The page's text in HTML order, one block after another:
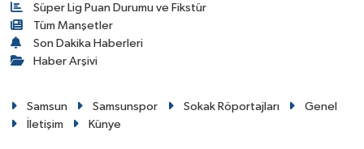
Süper Lig Puan Durumu ve Fikstür
Tüm Manşetler
Son Dakika Haberleri
Haber Arşivi
Samsun Samsunspor Sokak Röportajları
Genel
İletişim
Künye